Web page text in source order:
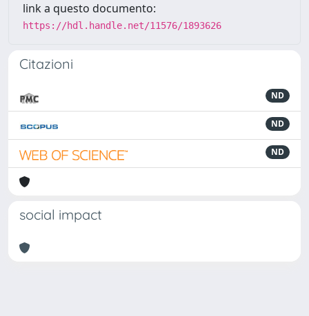
link a questo documento:
https://hdl.handle.net/11576/1893626
Citazioni
ND
ND
ND
social impact